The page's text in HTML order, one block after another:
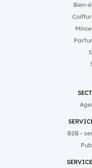
Bien-
B2B -